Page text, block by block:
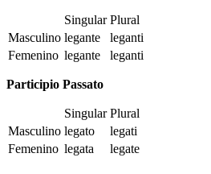
Singular Plural
Masculino legante
leganti
Femenino legante leganti
Participio Passato
Singular Plural
Masculino legato
legati
Femenino legata legate